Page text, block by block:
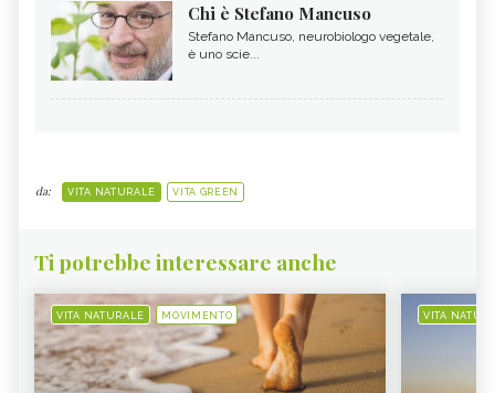
Chi è Stefano Mancuso
Stefano Mancuso, neurobiologo vegetale,
è uno scie...
da: VITA NATURALE VITA GREEN
Ti potrebbe interessare anche
VITA NATURALE MOVIMENTO VITA